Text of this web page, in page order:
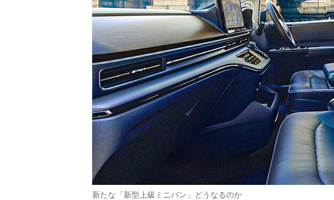
新たな「新型上級ミニバン」どうなるのか